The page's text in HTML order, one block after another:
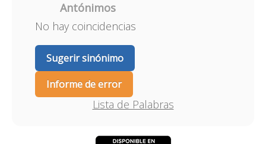
Antónimos
No hay coincidencias
Sugerir sinónimo
Informe de error
Lista de Palabras